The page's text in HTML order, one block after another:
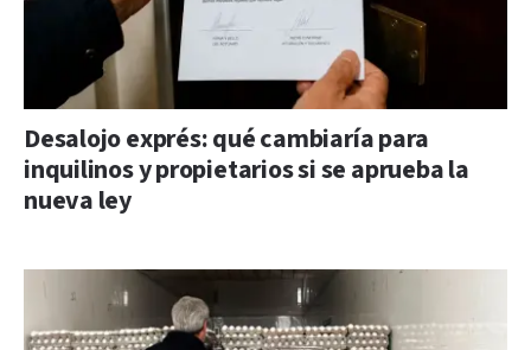
Desalojo exprés: qué cambiaría para
inquilinos y propietarios si se aprueba la
nueva ley